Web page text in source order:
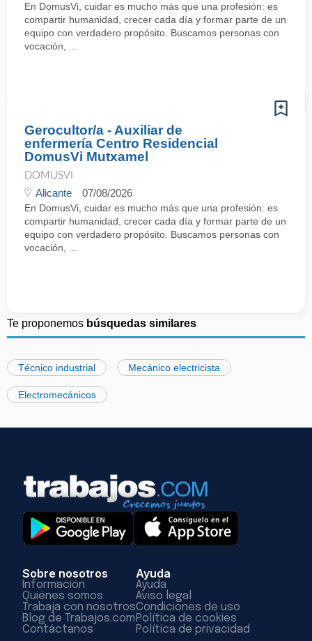
En DomusVi, cuidar es mucho más que una profesión: es
compartir humanidad, crecer cada día y formar parte de un
equipo con verdadero propósito. Buscamos personas con
vocación, ...
Gerocultor/a - Auxiliar de
enfermería Centro Residencial
DomusVi Mutxamel
DOMUSVI
Alicante 07/08/2026
En DomusVi, cuidar es mucho más que una profesión: es
compartir humanidad, crecer cada día y formar parte de un
equipo con verdadero propósito. Buscamos personas con
vocación, ...
Te proponemos búsquedas similares
Técnico industrial Mecánico electricista
Electromecánicos
Sobre nosotros
Información
Quiénes somos
Trabaja con nosotros
Blog de Trabajos.com
Contáctanos
Ayuda
Ayuda
Aviso legal
Condiciones de uso
Política de cookies
Política de privacidad